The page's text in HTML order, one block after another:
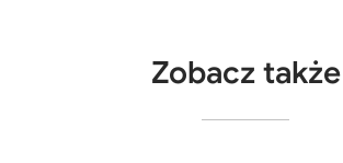
Zobacz także